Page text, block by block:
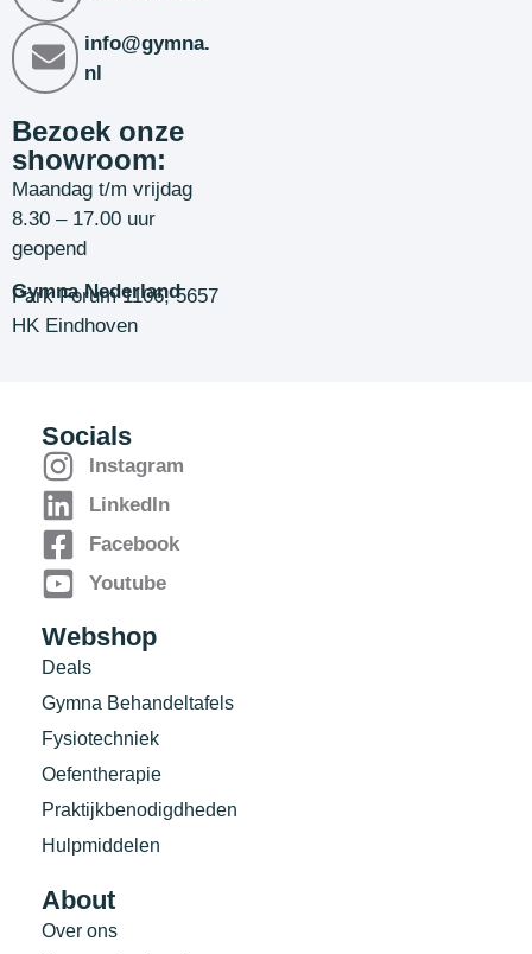
info@gymna.
nl
Bezoek onze
showroom:
Maandag t/m vrijdag
8.30 – 17.00 uur
geopend
Gymna Nederland
Park Forum 1106, 5657
HK Eindhoven
Socials
Instagram
LinkedIn
Facebook
Youtube
Webshop
Deals
Gymna Behandeltafels
Fysiotechniek
Oefentherapie
Praktijkbenodigdheden
Hulpmiddelen
About
Over ons